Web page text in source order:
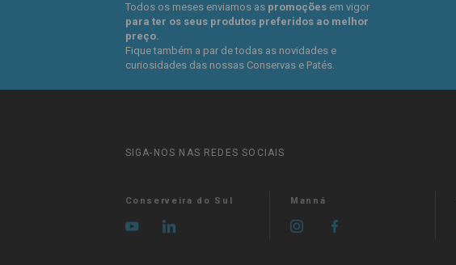
Todos os meses enviamos as promoçõesem vigor
para ter os seus produtos preferidos ao melhor
preço.
Fique também a par de todas as novidades e
curiosidades das nossas Conservas e Patés.
SIGA-NOS NAS REDES SOCIAIS
Conserveira do Sul Manná